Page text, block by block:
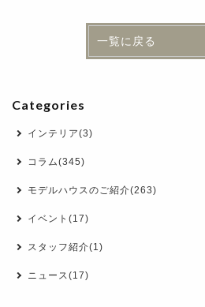
一覧に戻る
Categories
インテリア(3)
コラム(345)
モデルハウスのご紹介(263)
イベント(17)
スタッフ紹介(1)
ニュース(17)